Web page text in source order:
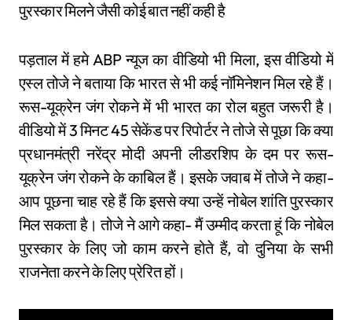
पुरस्कार मिलने जैसी कोई बात नहीं कही है
पड़ताल में हमे ABP न्यूज का वीडियो भी मिला, इस वीडियो में
एस्ल तोजे ने बताया कि भारत से भी कई नॉमिनेशन मिल रहे हैं।
रूस-यूक्रेन जंग रोकने में भी भारत का रोल बहुत जरूरी है।
वीडियो में 3 मिनट 45 सेकेंड पर रिपोर्टर ने तोजे से पूछा कि क्या
प्रधानमंत्री नरेंद्र मोदी अपनी लीडरशिप के दम पर रूस-
यूक्रेन जंग रोकने के काबिल हैं। इसके जवाब में तोजे ने कहा-
आप पूछना चाह रहे हैं कि इससे क्या उन्हें नोबेल शांति पुरस्कार
मिल सकता है। तोजे ने आगे कहा- मैं उम्मीद करता हूं कि नोबेल
पुरस्कार के लिए जो काम करने होते हैं, वो दुनिया के सभी
राजनेता करने के लिए प्रेरित हों।